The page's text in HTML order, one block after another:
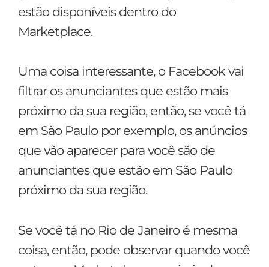
estão disponíveis dentro do
Marketplace.
Uma coisa interessante, o Facebook vai
filtrar os anunciantes que estão mais
próximo da sua região, então, se você tá
em São Paulo por exemplo, os anúncios
que vão aparecer para você são de
anunciantes que estão em São Paulo
próximo da sua região.
Se você tá no Rio de Janeiro é mesma
coisa, então, pode observar quando você